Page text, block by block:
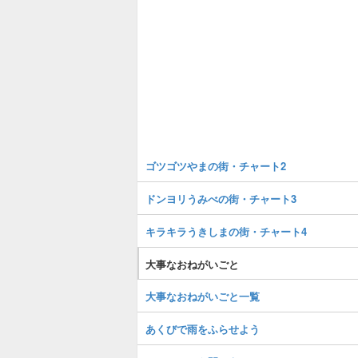
ゴツゴツやまの街・チャート2
ドンヨリうみべの街・チャート3
キラキラうきしまの街・チャート4
大事なおねがいごと
大事なおねがいごと一覧
あくびで雨をふらせよう